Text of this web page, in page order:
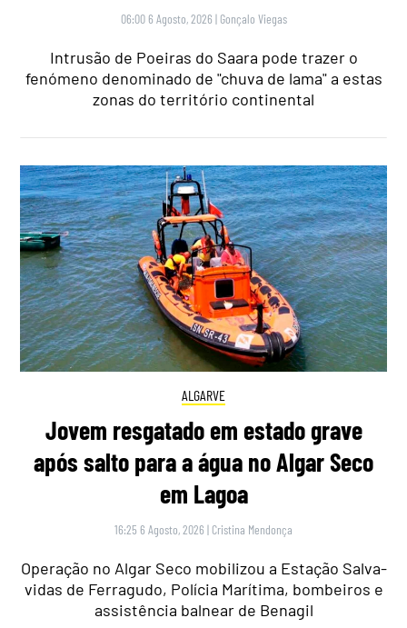
06:00 6 Agosto, 2026 | Gonçalo Viegas
Intrusão de Poeiras do Saara pode trazer o
fenómeno denominado de "chuva de lama" a estas
zonas do território continental
ALGARVE
Jovem resgatado em estado grave
após salto para a água no Algar Seco
em Lagoa
16:25 6 Agosto, 2026 | Cristina Mendonça
Operação no Algar Seco mobilizou a Estação Salva-
vidas de Ferragudo, Polícia Marítima, bombeiros e
assistência balnear de Benagil